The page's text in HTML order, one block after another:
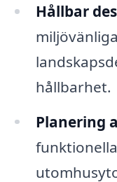
Hållbar
hållbarhet.
Planering